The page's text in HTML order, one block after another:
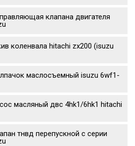
клапана двигателя
коленвала hitachi zx200 (isuzu
маслосъемный isuzu 6wf1-
масляный двс 4hk1/6hk1 hitachi
тнвд перепускной с серии